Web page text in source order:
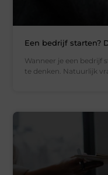
Een bedrijf starten?
Wanneer je een bedrijf
te denken. Natuurlijk